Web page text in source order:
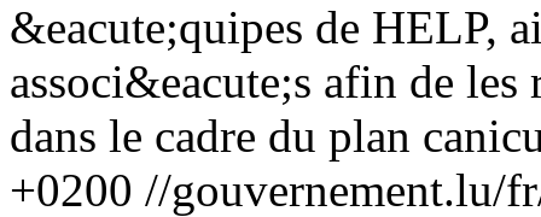
&eacute;quipes de HELP,
associ&eacute;s afin de
dans le cadre du plan
+0200 //gouvernement.lu/